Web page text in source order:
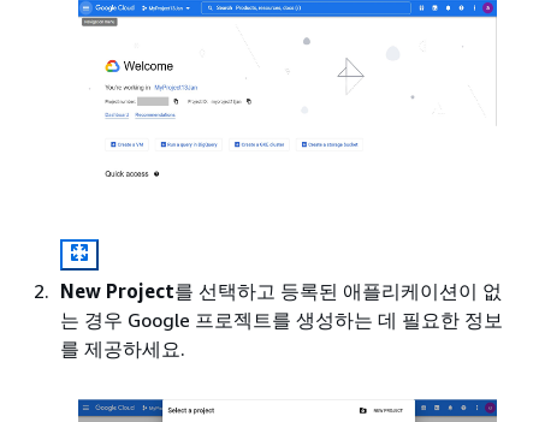
New Project를 선택하고 등록된 애플리케이션이 없
는 경우 Google 프로젝트를 생성하는 데 필요한 정보
를 제공하세요.